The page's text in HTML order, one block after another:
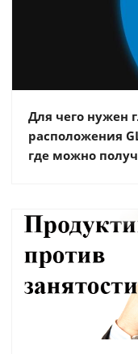
Для чего нужен
расположения
где можно